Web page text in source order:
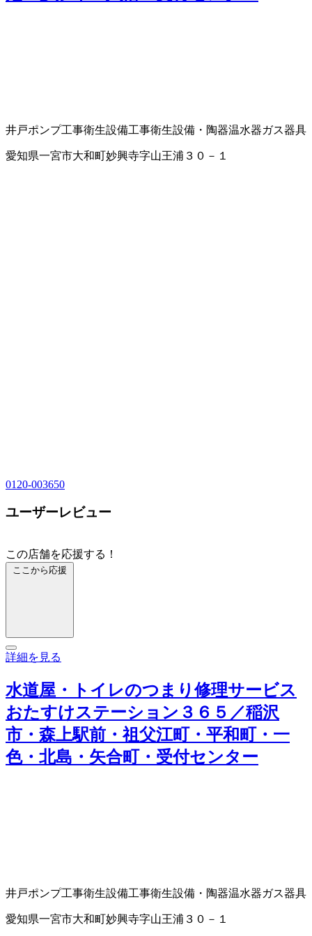
井戸ポンプ工事衛生設備工事衛生設備・陶器温水器ガス器具
愛知県一宮市大和町妙興寺字山王浦３０－１
0120-003650
ユーザーレビュー
この店舗を応援する！
ここから応援
詳細を見る
水道屋・トイレのつまり修理サービス
おたすけステーション３６５／稲沢
市・森上駅前・祖父江町・平和町・一
色・北島・矢合町・受付センター
井戸ポンプ工事衛生設備工事衛生設備・陶器温水器ガス器具
愛知県一宮市大和町妙興寺字山王浦３０－１